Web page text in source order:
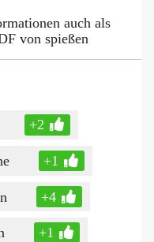
auch als
von spießen
+2
+1
+4
+1